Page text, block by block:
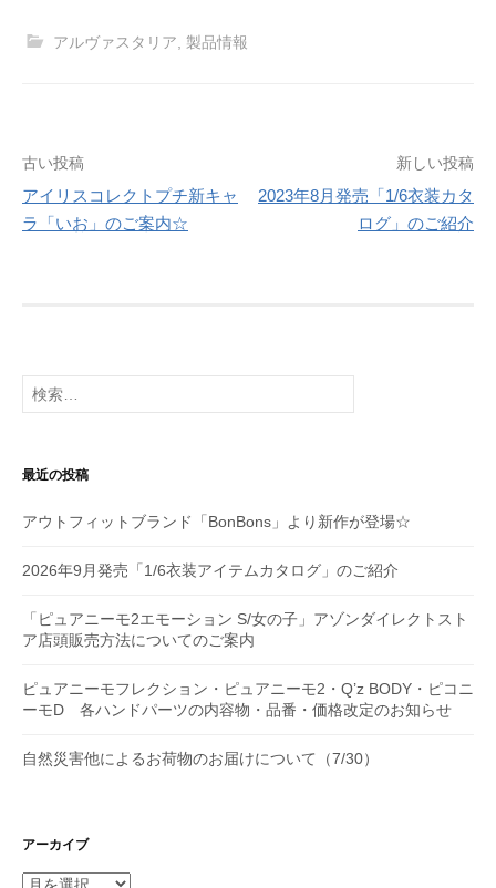
アルヴァスタリア 製品情報
投
稿
ー
シ
ン
古い投稿
アイリスコレクトプチ新キャ
ラ「いお」のご案内☆
新しい投稿
2023年8月発売「1/6衣装カタ
ログ」のご紹介
検
索:
最近の投稿
アウトフィットブランド「BonBons」より新作が登場☆
2026年9月発売「1/6衣装アイテムカタログ」のご紹介
「ピュアニーモ2エモーション S/女の子」アゾンダイレクトスト
ア店頭販売方法についてのご案内
ピュアニーモフレクション・ピュアニーモ2・Q’z BODY・ピコニ
ーモD 各ハンドパーツの内容物・品番・価格改定のお知らせ
自然災害他によるお荷物のお届けについて（7/30）
アーカイブ
ア